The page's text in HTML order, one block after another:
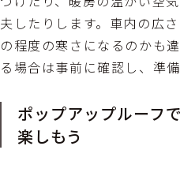
夫したりします。車内の広
の程度の寒さになるのかも
る場合は事前に確認し、準
ポップアップルーフ
楽しもう